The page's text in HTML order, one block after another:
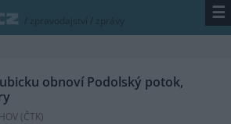
/ zpravodajství / zprávy ☰
obnoví Podolský potok,
(ČTK)